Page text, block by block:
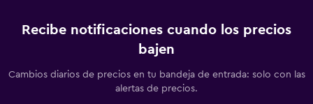
Recibe notificaciones cuando los precios
bajen
Cambios diarios de precios en tu bandeja de entrada: solo con las
alertas de precios.